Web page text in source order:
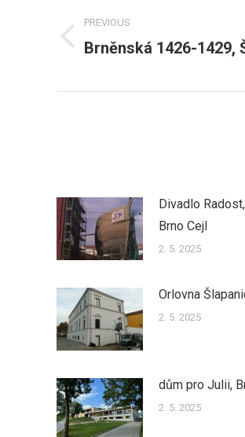
navigation
PREVIOUS
Previous
Brněnská 1426-1429,
Divadlo
Brno Cejl
2. 5. 2025
Orlovna
2. 5. 2025
dům pro Julii,
2. 5. 2025